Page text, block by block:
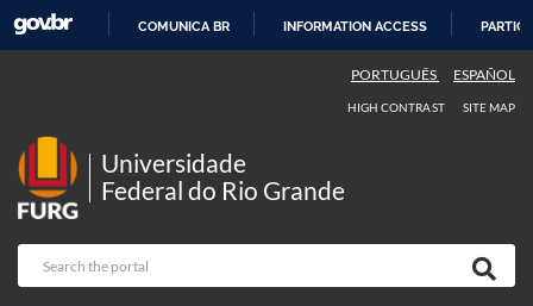
COMUNICA BR INFORMATION ACCESS
PORTUGUÊS ESPAÑOL
HIGH CONTRAST SITE MAP
Universidade
Federal do Rio Grande